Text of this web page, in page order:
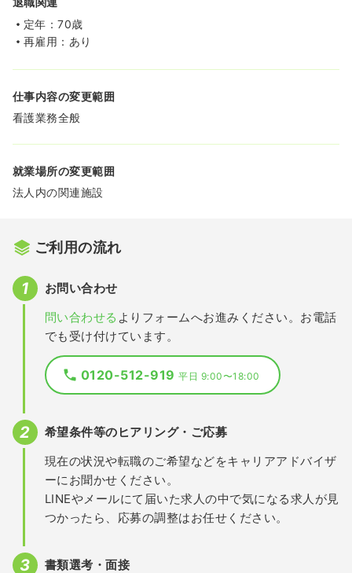
定年：70歳
再雇用：あり
仕事内容の変更範囲
看護業務全般
就業場所の変更範囲
法人内の関連施設
ご利用の流れ
お問い合わせ
問い合わせる よりフォームへお進みください。お電話
でも受け付けています。
0120-512-919平日 9:00〜18:00
希望条件等のヒアリング・ご応募
現在の状況や転職のご希望などをキャリアアドバイザ
ーにお聞かせください。
LINEやメールにて届いた求人の中で気になる求人が見
つかったら、応募の調整はお任せください。
書類選考・面接